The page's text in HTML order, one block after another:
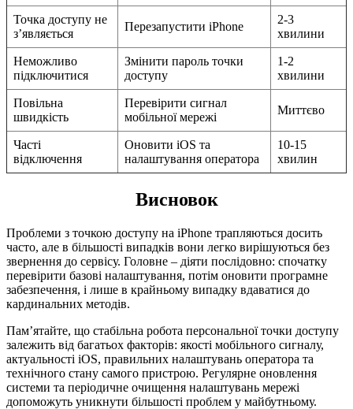
Точка доступу не
з’являється
Перезапустити iPhone
2-3
хвилини
Неможливо
підключитися
Змінити пароль точки
доступу
1-2
хвилини
Повільна
швидкість
Перевірити сигнал
мобільної мережі
Миттєво
Часті
відключення
Оновити iOS та
налаштування оператора
10-15
хвилин
Висновок
Проблеми з точкою доступу на iPhone трапляються досить
часто, але в більшості випадків вони легко вирішуються без
звернення до сервісу. Головне – діяти послідовно: спочатку
перевірити базові налаштування, потім оновити програмне
забезпечення, і лише в крайньому випадку вдаватися до
кардинальних методів.
Пам’ятайте, що стабільна робота персональної точки доступу
залежить від багатьох факторів: якості мобільного сигналу,
актуальності iOS, правильних налаштувань оператора та
технічного стану самого пристрою. Регулярне оновлення
системи та періодичне очищення налаштувань мережі
допоможуть уникнути більшості проблем у майбутньому.